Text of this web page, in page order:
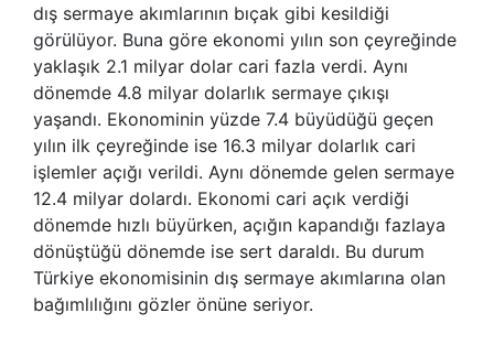
dış sermaye akımlarının bıçak gibi kesildiği
görülüyor. Buna göre ekonomi yılın son çeyreğinde
yaklaşık 2.1 milyar dolar cari fazla verdi. Aynı
dönemde 4.8 milyar dolarlık sermaye çıkışı
yaşandı. Ekonominin yüzde 7.4 büyüdüğü geçen
yılın ilk çeyreğinde ise 16.3 milyar dolarlık cari
işlemler açığı verildi. Aynı dönemde gelen sermaye
12.4 milyar dolardı. Ekonomi cari açık verdiği
dönemde hızlı büyürken, açığın kapandığı fazlaya
dönüştüğü dönemde ise sert daraldı. Bu durum
Türkiye ekonomisinin dış sermaye akımlarına olan
bağımlılığını gözler önüne seriyor.